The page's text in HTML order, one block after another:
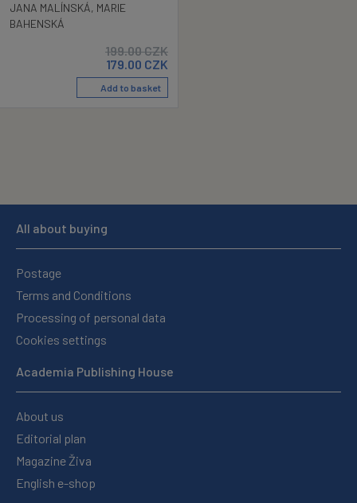
JANA MALÍNSKÁ, MARIE
BAHENSKÁ
199.00CZK
179.00 CZK
Add to basket
All about buying
Postage
Terms and Conditions
Processing of personal data
Cookies settings
Academia Publishing House
About us
Editorial plan
Magazine Živa
English e-shop